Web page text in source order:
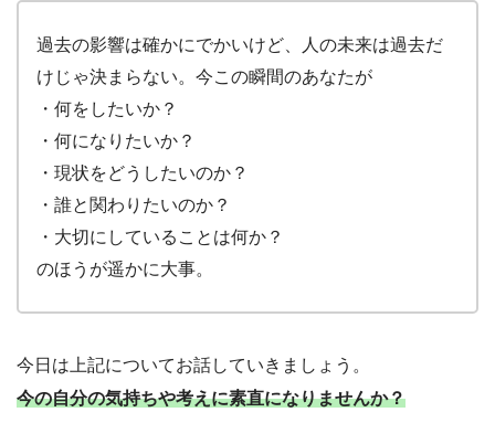
過去の影響は確かにでかいけど、人の未来は過去だ
けじゃ決まらない。今この瞬間のあなたが
・何をしたいか？
・何になりたいか？
・現状をどうしたいのか？
・誰と関わりたいのか？
・大切にしていることは何か？
のほうが遥かに大事。
今日は上記についてお話していきましょう。
今の自分の気持ちや考えに素直になりませんか？